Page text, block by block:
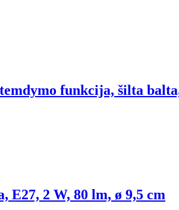
funkcija, šilta
2 W, 80 lm, ø 9,5 cm